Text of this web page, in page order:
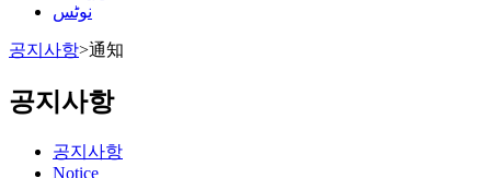
نوٹس
공지사항>通知
공지사항
공지사항
Notice